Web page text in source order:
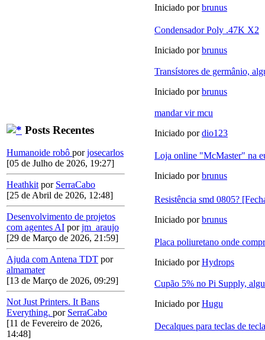
Posts Recentes
Humanoide robô porjosecarlos
[05 de Julho de 2026, 19:27]
Heathkit por SerraCabo
[25 de Abril de 2026, 12:48]
Desenvolvimento de projetos
com agentes AI porjm_araujo
[29 de Março de 2026, 21:59]
Ajuda com Antena TDT por
almamater
[13 de Março de 2026, 09:29]
Not Just Printers. It Bans
Everything. por SerraCabo
[11 de Fevereiro de 2026,
14:48]
Iniciado porbrunus
Condensador Poly .47K X2
Iniciado porbrunus
Transístores de germânio,
Iniciado porbrunus
mandar vir mcu
Iniciado pordio123
Loja online "McMaster" na
Iniciado porbrunus
Resistência smd 0805?
Iniciado porbrunus
Placa poliuretano onde
Iniciado porHydrops
Cupão 5% no Pi Supply,
Iniciado porHugu
Decalques para teclas de